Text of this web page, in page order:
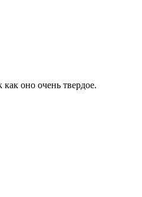
оно очень твердое.